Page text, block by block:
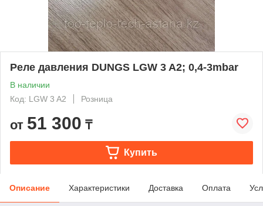
Реле давления DUNGS LGW 3 A2; 0,4-3mbar
В наличии
Код: LGW 3 A2
Розница
от 51 300 ₸
Купить
Описание Характеристики Доставка Оплата